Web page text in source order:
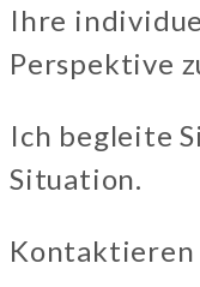
Ihre
Perspektive
Ich begleite
Situation.
Kontaktieren